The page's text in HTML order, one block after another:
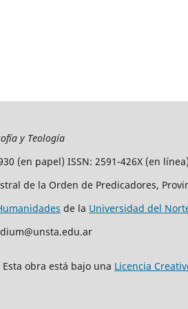
y Teología
(en papel) ISSN: 2591-426X (en línea)
de la Orden de Predicadores,
de la Universidad del
Esta obra está bajo una Licencia